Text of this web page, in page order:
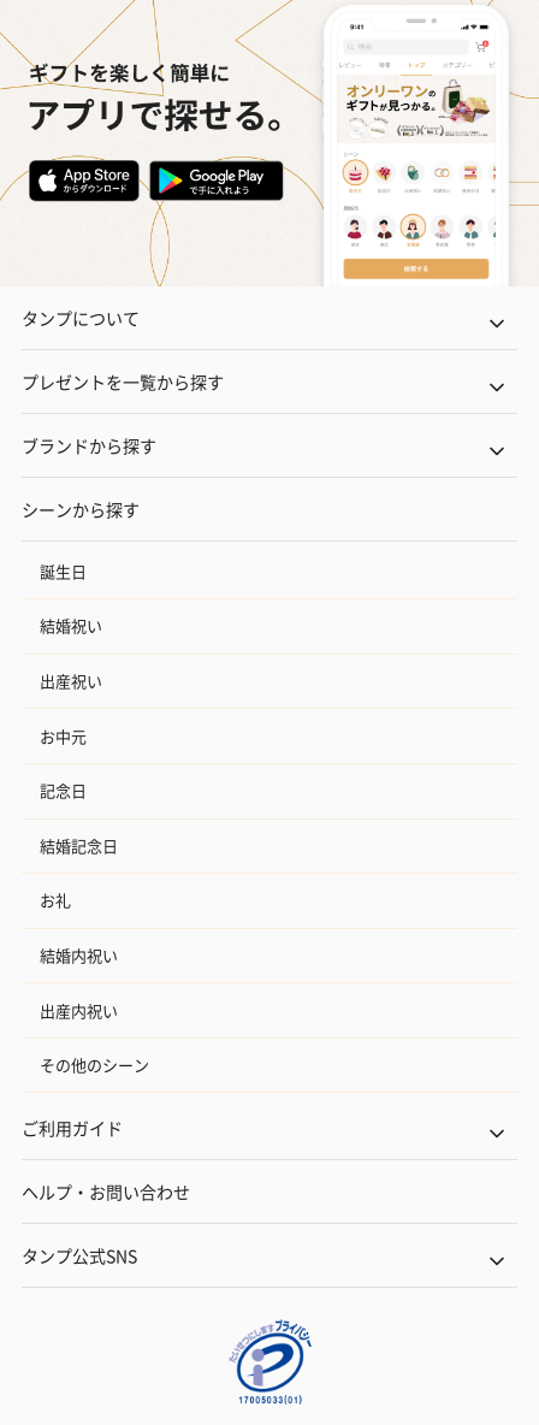
タンプについて
プレゼントを一覧から探す
ブランドから探す
シーンから探す
誕生日
結婚祝い
出産祝い
お中元
記念日
結婚記念日
お礼
結婚内祝い
出産内祝い
その他のシーン
ご利用ガイド
ヘルプ・お問い合わせ
タンプ公式SNS